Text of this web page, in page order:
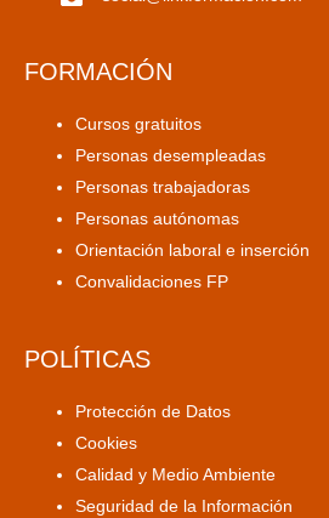
FORMACIÓN
Cursos gratuitos
Personas desempleadas
Personas trabajadoras
Personas autónomas
Orientación laboral e inserción
Convalidaciones FP
POLÍTICAS
Protección de Datos
Cookies
Calidad y Medio Ambiente
Seguridad de la Información